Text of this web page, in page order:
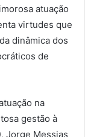
atuação
virtudes que
dinâmica dos
de
na
gestão à
Jorge Messias